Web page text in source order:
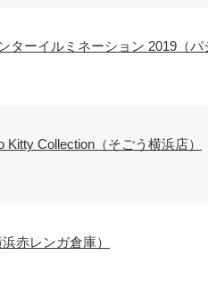
ターイルミネーション 2019（パ
Kitty Collection（そごう横浜店）
赤レンガ倉庫）